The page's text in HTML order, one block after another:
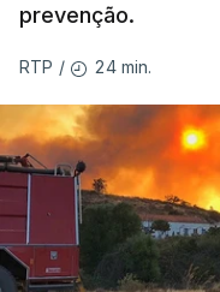
prevenção.
RTP / 24 min.